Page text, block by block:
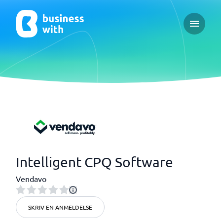
Open
Intelligent CPQ Software
Vendavo
SKRIV EN ANMELDELSE